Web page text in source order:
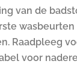
van de
Raadpleeg
voor